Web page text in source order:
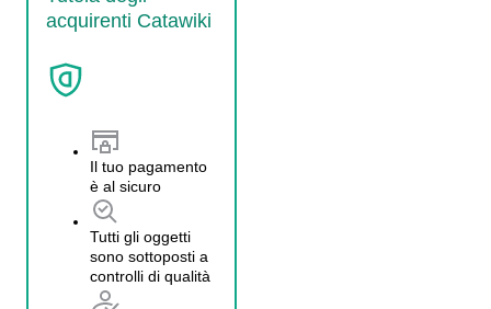
acquirenti Catawiki
Il tuo pagamento
è al sicuro
Tutti gli oggetti
sono sottoposti a
controlli di qualità